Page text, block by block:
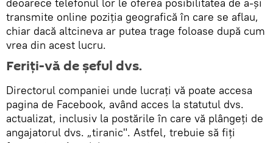
transmite online poziția geografică în care se aflau,
chiar dacă altcineva ar putea trage foloase după cum
vrea din acest lucru.
Feriți-vă de şeful dvs.
Directorul companiei unde lucraţi vă poate accesa
pagina de Facebook, având acces la statutul dvs.
actualizat, inclusiv la postările în care vă plângeți de
angajatorul dvs. „tiranic". Astfel, trebuie să fiţi